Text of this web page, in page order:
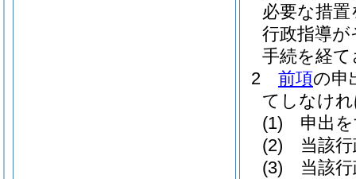
必要な措
行政指導
手続を経
2
前項の申
てしなけ
(1)
申出
(2)
当該
(3)
当該